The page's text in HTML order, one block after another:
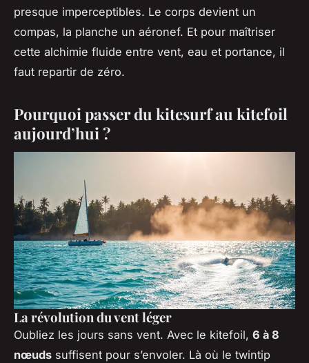
presque imperceptibles. Le corps devient un
compas, la planche un aéronef. Et pour maîtriser
cette alchimie fluide entre vent, eau et portance, il
faut repartir de zéro.
Pourquoi passer du kitesurf au kitefoil
aujourd’hui ?
La révolution du vent léger
Oubliez les jours sans vent. Avec le kitefoil, 6 à 8
nœuds suffisent pour s’envoler. Là où le twintip